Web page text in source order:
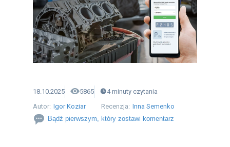
18.10.2025 5865 4 minuty czytania
Autor: Igor Koziar Recenzja: Inna Semenko
Bądź pierwszym, który zostawi komentarz